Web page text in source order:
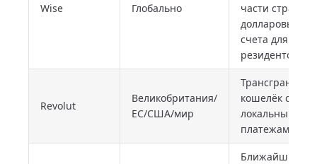
Wise Глобально
части стран —
долларовые
счета для не-
резидентов
Revolut
Великобритания/
ЕС/США/мир
кошелёк с
локальными
платежами
Ближайший